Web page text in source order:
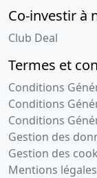
Co-investir à
Club Deal
Termes et
Conditions
Conditions
Conditions
Gestion des
Gestion des
Mentions légales